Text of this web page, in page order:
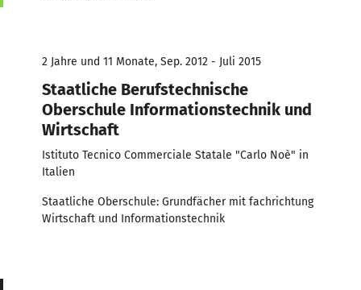
2 Jahre und 11 Monate, Sep. 2012 - Juli 2015
Staatliche Berufstechnische
Oberschule Informationstechnik und
Wirtschaft
Istituto Tecnico Commerciale Statale "Carlo Noè" in
Italien
Staatliche Oberschule: Grundfächer mit fachrichtung
Wirtschaft und Informationstechnik